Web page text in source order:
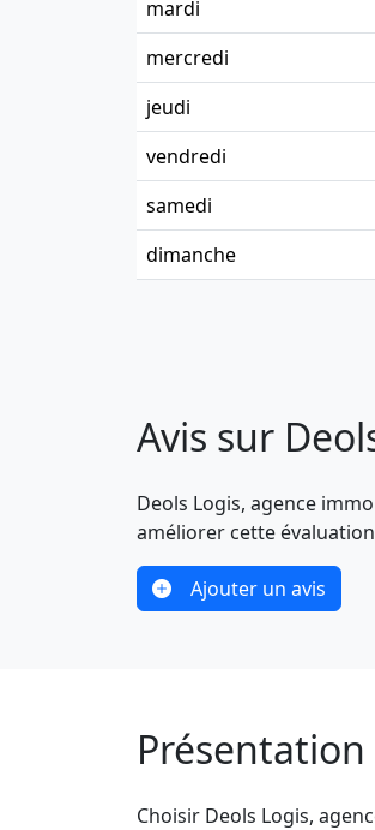
mardi
mercredi
jeudi
vendredi
samedi
dimanche
Avis sur
Deols Logis, agence
améliorer cette
Ajouter un avis
Choisir Deols Logis,